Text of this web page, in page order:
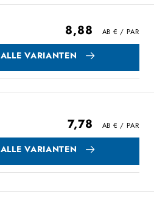
8,88
ALLE VARIANTEN
7,78
ALLE VARIANTEN